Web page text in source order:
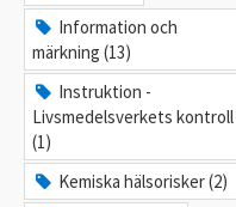
Information och
märkning (13)
Instruktion -
Livsmedelsverkets kontroll
(1)
Kemiska hälsorisker (2)